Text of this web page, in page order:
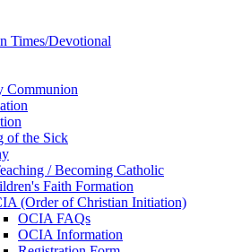
Times/Devotional
Communion
of the Sick
/ Becoming Catholic
Faith Formation
(Order of Christian Initiation)
OCIA FAQs
OCIA Information